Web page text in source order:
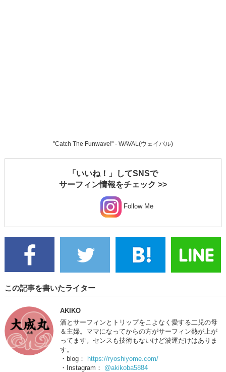
"Catch The Funwave!" - WAVAL(ウェイバル)
「いいね！」してSNSで
サーフィン情報をチェック >>
Follow Me
この記事を書いたライター
AKIKO
酒とサーフィンとトリップをこよなく愛する二児の母
＆主婦。ママになってからの方がサーフィン熱が上が
ってます。センスも技術もないけど波運だけはありま
す。
・blog：
https://ryoshiyome.com/
・Instagram： @akikoba5884